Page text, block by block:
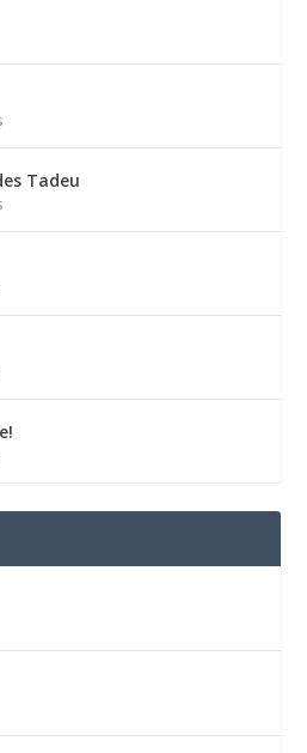
Tadeu